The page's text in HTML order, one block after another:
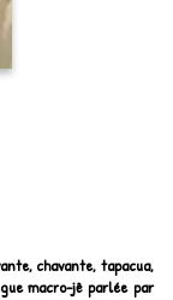
chavante, tapacua,
macro-jê parlée par